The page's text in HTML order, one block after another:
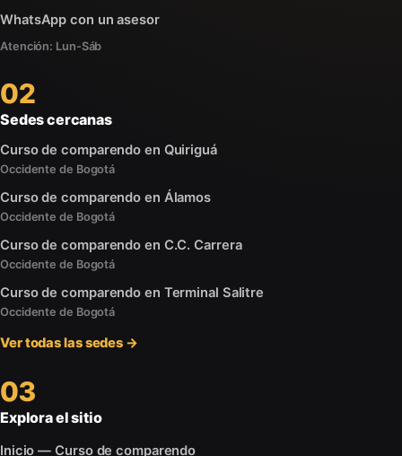
WhatsApp con un asesor
Atención: Lun-Sáb
02
Sedes cercanas
Curso de comparendo en Quiriguá
Occidente de Bogotá
Curso de comparendo en Álamos
Occidente de Bogotá
Curso de comparendo en C.C. Carrera
Occidente de Bogotá
Curso de comparendo en Terminal Salitre
Occidente de Bogotá
Ver todas las sedes →
03
Explora el sitio
Inicio — Curso de comparendo